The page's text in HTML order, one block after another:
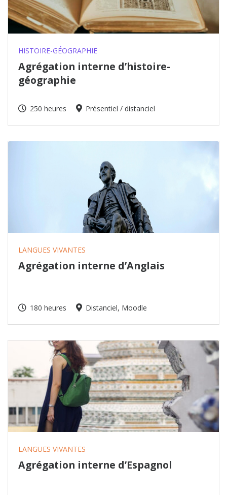
HISTOIRE-GÉOGRAPHIE
Agrégation interne d’histoire-
géographie
250 heures Présentiel / distanciel
LANGUES VIVANTES
Agrégation interne d’Anglais
180 heures Distanciel, Moodle
LANGUES VIVANTES
Agrégation interne d’Espagnol